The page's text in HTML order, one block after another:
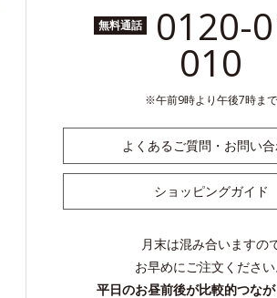
無料通話 0120-
010
午前9時より午後7時まで
よくあるご質問・お問い
ショッピングガイド
月末は混み合いますの
お早めにご注文ください
平日のお昼前後が比較的つな